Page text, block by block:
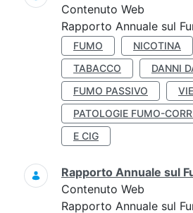
Contenuto Web
Rapporto Annuale sul
FUMO NICOTINA
TABACCO
DANNI
FUMO PASSIVO
PATOLOGIE FUMO-
E CIG
Rapporto Annuale sul
Contenuto Web
Rapporto Annuale sul